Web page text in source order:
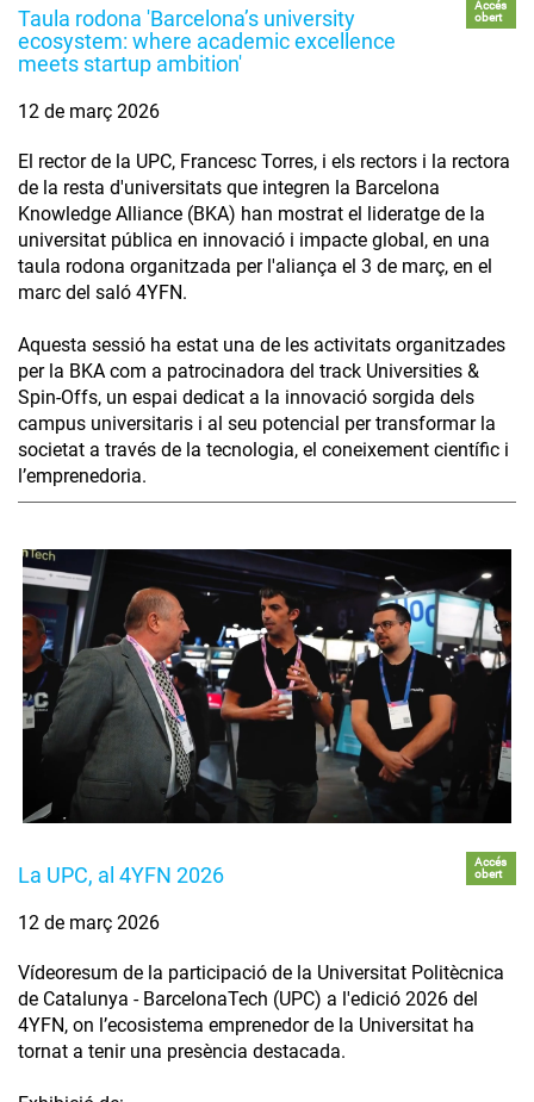
Taula rodona 'Barcelona’s university
ecosystem: where academic excellence
meets startup ambition'
Accés
obert
12 de març 2026
El rector de la UPC, Francesc Torres, i els rectors i la rectora
de la resta d'universitats que integren la Barcelona
Knowledge Alliance (BKA) han mostrat el lideratge de la
universitat pública en innovació i impacte global, en una
taula rodona organitzada per l'aliança el 3 de març, en el
marc del saló 4YFN.
Aquesta sessió ha estat una de les activitats organitzades
per la BKA com a patrocinadora del track Universities &
Spin-Offs, un espai dedicat a la innovació sorgida dels
campus universitaris i al seu potencial per transformar la
societat a través de la tecnologia, el coneixement científic i
l’emprenedoria.
La UPC, al 4YFN 2026
Accés
obert
12 de març 2026
Vídeoresum de la participació de la Universitat Politècnica
de Catalunya - BarcelonaTech (UPC) a l'edició 2026 del
4YFN, on l’ecosistema emprenedor de la Universitat ha
tornat a tenir una presència destacada.